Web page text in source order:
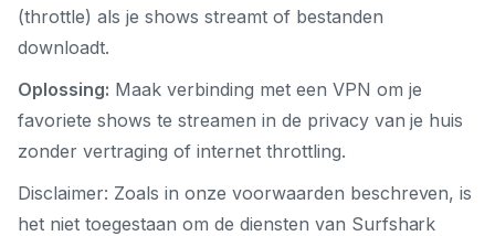
(throttle) als je shows streamt of bestanden
downloadt.
Oplossing: Maak verbinding met een VPN om je
favoriete shows te streamen in de privacy van je huis
zonder vertraging of internet throttling.
Disclaimer: Zoals in onze voorwaarden beschreven, is
het niet toegestaan om de diensten van Surfshark